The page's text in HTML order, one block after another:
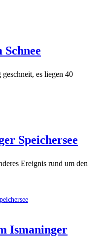
es liegen 40
Speichersee
Ereignis rund um den
Ismaninger